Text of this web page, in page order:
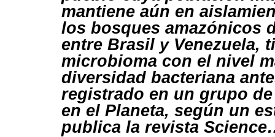
mantiene aún en
los bosques amazónicos
entre Brasil y Venezuela,
microbioma con el nivel
diversidad bacteriana
registrado en un grupo
en el Planeta, según un
publica la revista